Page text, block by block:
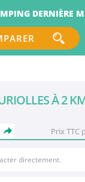
DERNIÈRE
À 2
Prix TTC
directement.